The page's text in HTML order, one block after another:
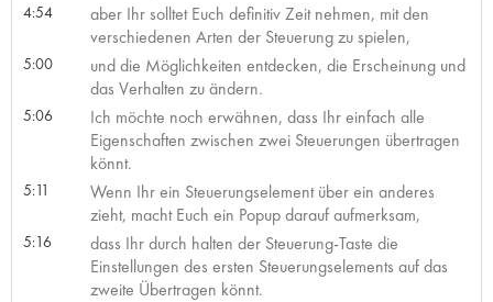
4:54
aber Ihr solltet Euch definitiv Zeit nehmen, mit den
verschiedenen Arten der Steuerung zu spielen,
5:00
und die Möglichkeiten entdecken, die Erscheinung und
das Verhalten zu ändern.
5:06
Ich möchte noch erwähnen, dass Ihr einfach alle
Eigenschaften zwischen zwei Steuerungen übertragen
könnt.
5:11
Wenn Ihr ein Steuerungselement über ein anderes
zieht, macht Euch ein Popup darauf aufmerksam,
5:16
dass Ihr durch halten der Steuerung-Taste die
Einstellungen des ersten Steuerungselements auf das
zweite Übertragen könnt.